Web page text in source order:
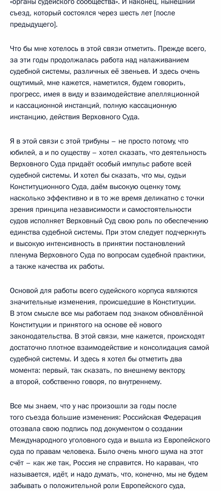
съезд, который состоялся через шесть лет [после
предыдущего].
Что бы мне хотелось в этой связи отметить. Прежде всего,
за эти годы продолжалась работа над налаживанием
судебной системы, различных её звеньев. И здесь очень
ощутимый, мне кажется, наметился, будем говорить,
прогресс, имея в виду и взаимодействие апелляционной
и кассационной инстанций, полную кассационную
инстанцию, действия Верховного Суда.
Я в этой связи с этой трибуны – не просто потому, что
юбилей, а и по существу – хотел сказать, что деятельность
Верховного Суда придаёт особый импульс работе всей
судебной системы. И хотел бы сказать, что мы, судьи
Конституционного Суда, даём высокую оценку тому,
насколько эффективно и в то же время деликатно с точки
зрения принципа независимости и самостоятельности
судов исполняет Верховный Суд свою роль по обеспечению
единства судебной системы. При этом следует подчеркнуть
и высокую интенсивность в принятии постановлений
пленума Верховного Суда по вопросам судебной практики,
а также качества их работы.
Основой для работы всего судейского корпуса являются
значительные изменения, происшедшие в Конституции.
В этом смысле все мы работаем под знаком обновлённой
Конституции и принятого на основе её нового
законодательства. В этой связи, мне кажется, происходят
достаточно плотное взаимодействие и консолидация самой
судебной системы. И здесь я хотел бы отметить два
момента: первый, так сказать, по внешнему вектору,
а второй, собственно говоря, по внутреннему.
Все мы знаем, что у нас произошли за годы после
того съезда большие изменения: Российская Федерация
отозвала свою подпись под документом о создании
Международного уголовного суда и вышла из Европейского
суда по правам человека. Было очень много шума на этот
счёт – как же так, Россия не справится. Но караван, что
называется, идёт, и надо думать, что, конечно, мы не будем
забывать о положительной роли Европейского суда,